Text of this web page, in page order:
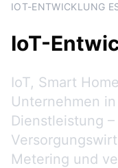
IOT-ENTWICKLUNG
IoT-
IoT, Smart
Unternehmen in
Dienstleistung –
Metering und